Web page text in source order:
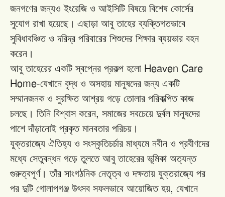
জনগণের জন্যও ইংরেজি ও আইসিটি বিষয়ে বিশেষ কোর্সের
সুযোগ রাখা হয়েছে। এছাড়া আবু তাহের ব্যক্তিগতভাবে
সুবিধাবঞ্চিত ও দরিদ্র পরিবারের শিশুদের শিক্ষার ব্যয়ভার বহন
করেন।
আবু তাহেরের একটি স্বপ্নের প্রকল্প হলো Heaven Care
Home-যেখানে বৃদ্ধ ও অসহায় মানুষদের জন্য একটি
সম্মানজনক ও সুরক্ষিত আশ্রয় গড়ে তোলার পরিকল্পিত কাজ
চলছে। তিনি বিশ্বাস করেন, সমাজের সবচেয়ে দুর্বল মানুষদের
পাশে দাঁড়ানোই প্রকৃত মানবতার পরিচয়।
যুক্তরাজ্যে ঐতিহ্য ও সংস্কৃতিচর্চার মাধ্যমে নবীন ও প্রবীণদের
মধ্যে সেতুবন্ধন গড়ে তুলতে আবু তাহেরের ভূমিকা অত্যন্ত
গুরুত্বপূর্ণ। তাঁর সাংগঠনিক নেতৃত্ব ও দক্ষতায় যুক্তরাজ্যে পর
পর দুটি গোলাপগঞ্জ উৎসব সফলভাবে আয়োজিত হয়, যেখানে